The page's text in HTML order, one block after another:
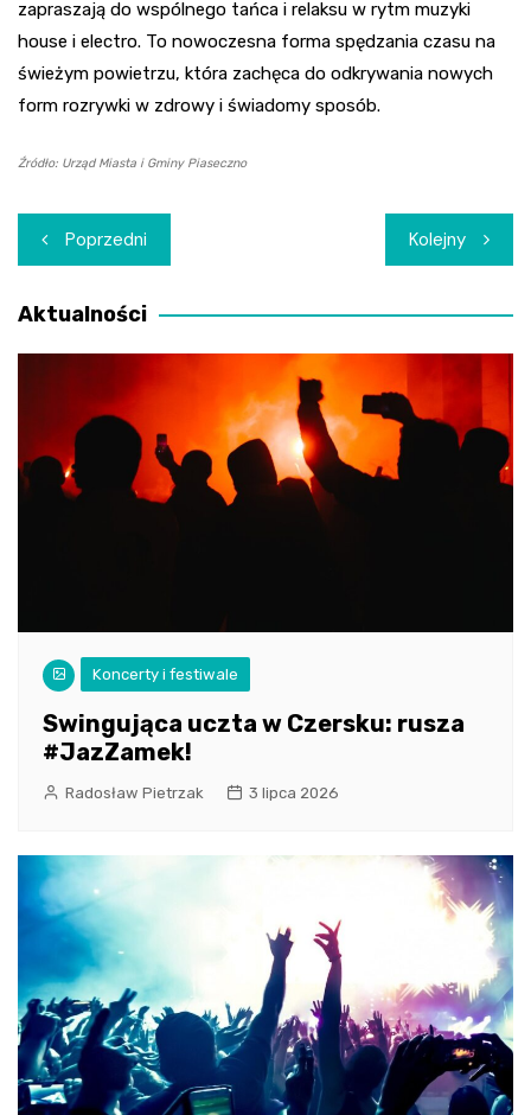
zapraszają do wspólnego tańca i relaksu w rytm muzyki
house i electro. To nowoczesna forma spędzania czasu na
świeżym powietrzu, która zachęca do odkrywania nowych
form rozrywki w zdrowy i świadomy sposób.
Źródło: Urząd Miasta i Gminy Piaseczno
Nawigacja
wpisu
Poprzedni Kolejny
Aktualności
Koncerty i festiwale
Swingująca uczta w Czersku: rusza
#JazZamek!
Radosław Pietrzak 3 lipca 2026